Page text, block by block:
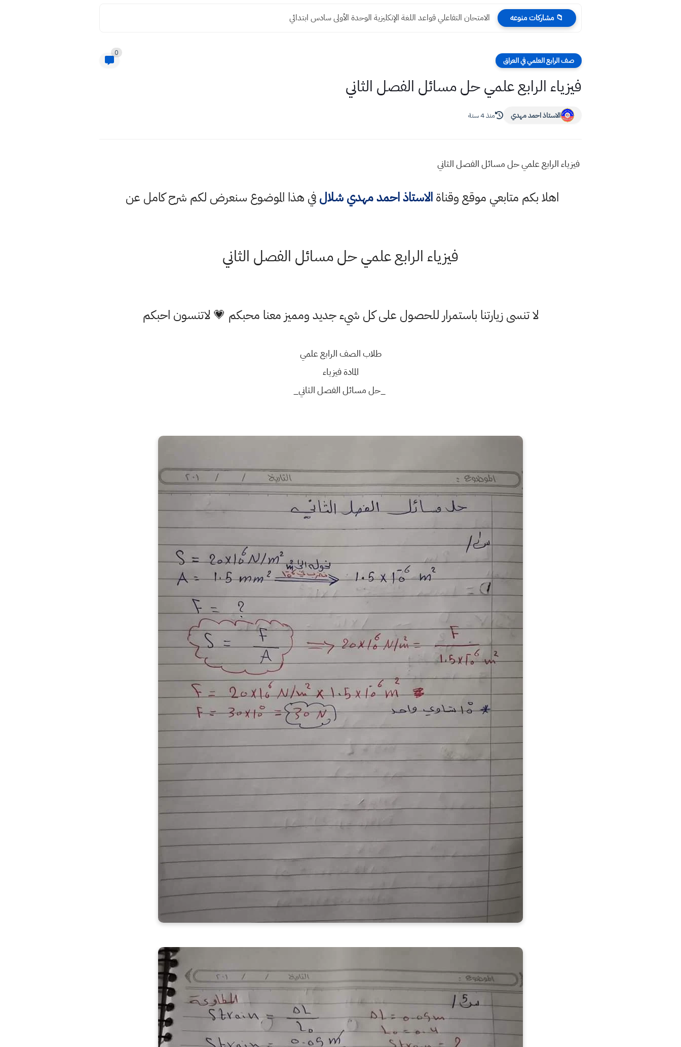
📁 مشاركات منوعه الامتحان التفاعلي قواعد اللغة الإنكليزية الوحدة الأولى سادس ابتدائي
صف الرابع العلمي في العراق
0
فيزياء الرابع علمي حل مسائل الفصل الثاني
الاستاذ احمد مهدي منذ 4 سنة
فيزياء الرابع علمي حل مسائل الفصل الثاني
اهلا بكم متابعي موقع وقناةالاستاذ احمد مهدي شلالفي هذا الموضوع سنعرض لكم شرح كامل عن
فيزياء الرابع علمي حل مسائل الفصل الثاني
لا تنسى زيارتنا باستمرار للحصول على كل شيء جديد ومميز معنا محبكم 💗 لاتنسون احبكم
طلاب الصف الرابع علمي
المادة فيزياء
_حل مسائل الفصل الثاني_